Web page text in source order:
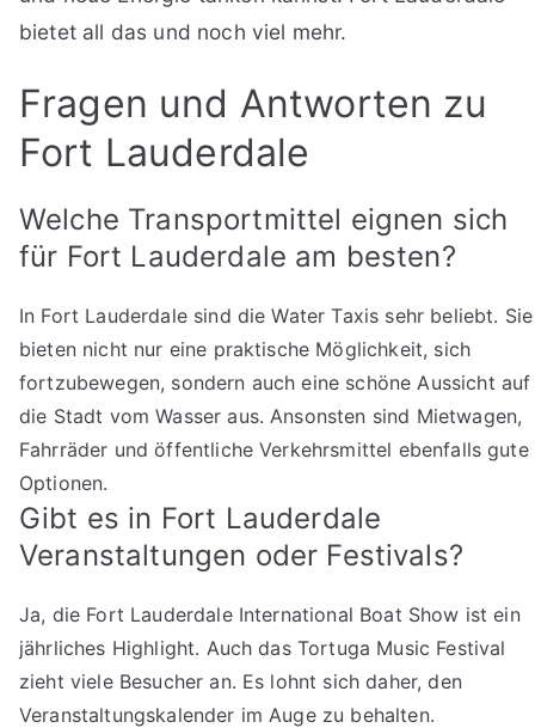
bietet all das und noch viel mehr.
Fragen und Antworten zu
Fort Lauderdale
Welche Transportmittel eignen sich
für Fort Lauderdale am besten?
In Fort Lauderdale sind die Water Taxis sehr beliebt. Sie
bieten nicht nur eine praktische Möglichkeit, sich
fortzubewegen, sondern auch eine schöne Aussicht auf
die Stadt vom Wasser aus. Ansonsten sind Mietwagen,
Fahrräder und öffentliche Verkehrsmittel ebenfalls gute
Optionen.
Gibt es in Fort Lauderdale
Veranstaltungen oder Festivals?
Ja, die Fort Lauderdale International Boat Show ist ein
jährliches Highlight. Auch das Tortuga Music Festival
zieht viele Besucher an. Es lohnt sich daher, den
Veranstaltungskalender im Auge zu behalten.